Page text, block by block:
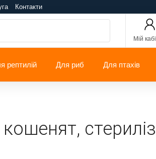
Контакти
Мій
рептилій Для риб Для птахів